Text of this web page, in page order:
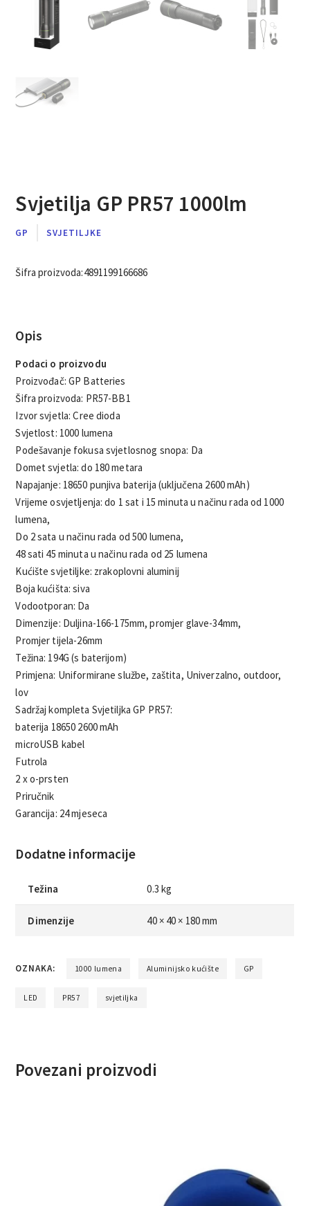
Svjetilja GP PR57 1000lm
GP SVJETILJKE
Šifra proizvoda:4891199166686
Opis
Podaci o proizvodu
Proizvođač: GP Batteries
Šifra proizvoda: PR57-BB1
Izvor svjetla: Cree dioda
Svjetlost: 1000 lumena
Podešavanje fokusa svjetlosnog snopa: Da
Domet svjetla: do 180 metara
Napajanje: 18650 punjiva baterija (uključena 2600 mAh)
Vrijeme osvjetljenja: do 1 sat i 15 minuta u načinu rada od 1000
lumena,
Do 2 sata u načinu rada od 500 lumena,
48 sati 45 minuta u načinu rada od 25 lumena
Kućište svjetiljke: zrakoplovni aluminij
Boja kućišta: siva
Vodootporan: Da
Dimenzije: Duljina-166-175mm, promjer glave-34mm,
Promjer tijela-26mm
Težina: 194G (s baterijom)
Primjena: Uniformirane službe, zaštita, Univerzalno, outdoor,
lov
Sadržaj kompleta Svjetiljka GP PR57:
baterija 18650 2600 mAh
microUSB kabel
Futrola
2 x o-prsten
Priručnik
Garancija: 24 mjeseca
Dodatne informacije
Težina 0.3 kg
Dimenzije 40 × 40 × 180 mm
OZNAKA: 1000 lumena Aluminijsko kućište GP
LED PR57 svjetiljka
Povezani proizvodi